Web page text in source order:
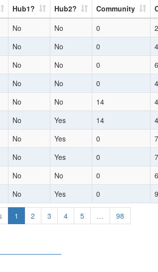
Hub1? Hub2? Community
No No 0
2
No No 0
4
No No 0
6
No No 0
4
No No 14
4
No Yes 14
4
No Yes 0
7
No Yes 0
7
No No 0
6
No Yes 0 9
1 2 3 4 5 …
98